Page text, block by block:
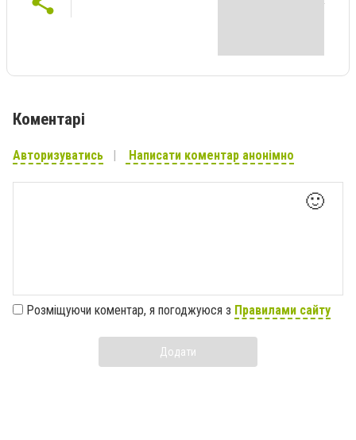
Коментарі
Авторизуватись Написати коментар анонімно
🙂
Розміщуючи коментар, я погоджуюся з Правилами сайту
Додати